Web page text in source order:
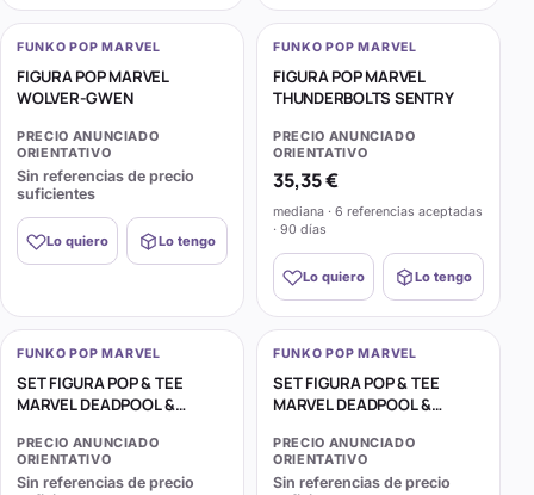
FUNKO POP MARVEL
FIGURA POP MARVEL
WOLVER-GWEN
PRECIO ANUNCIADO
ORIENTATIVO
Sin referencias de precio
suficientes
Lo quiero Lo tengo
FUNKO POP MARVEL
FIGURA POP MARVEL
THUNDERBOLTS SENTRY
PRECIO ANUNCIADO
ORIENTATIVO
35,35 €
mediana · 6 referencias aceptadas
· 90 días
Lo quiero Lo tengo
FUNKO POP MARVEL
SET FIGURA POP & TEE
MARVEL DEADPOOL &
PRECIO ANUNCIADO
ORIENTATIVO
Sin referencias de precio
FUNKO POP MARVEL
SET FIGURA POP & TEE
MARVEL DEADPOOL &
PRECIO ANUNCIADO
ORIENTATIVO
Sin referencias de precio